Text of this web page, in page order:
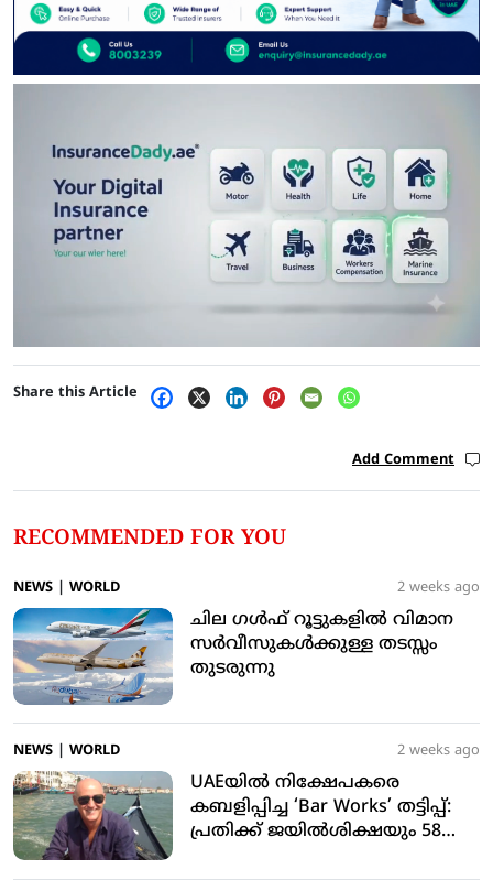
Share this Article
Add Comment
RECOMMENDED FOR YOU
NEWS WORLD 2 weeks ago
ചില ഗള്‍ഫ് റൂട്ടുകളില്‍ വിമാന
സര്‍വീസുകള്‍ക്കുള്ള തടസ്സം
തുടരുന്നു
NEWS WORLD 2 weeks ago
UAEയിൽ നിക്ഷേപകരെ
കബളിപ്പിച്ച ‘Bar Works’ തട്ടിപ്പ്:
പ്രതിക്ക് ജയിൽശിക്ഷയും 58